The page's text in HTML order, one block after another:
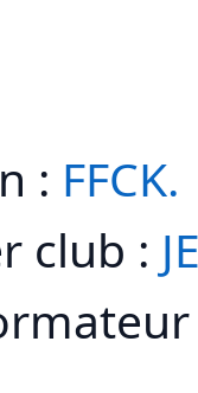
: FFCK.
club :